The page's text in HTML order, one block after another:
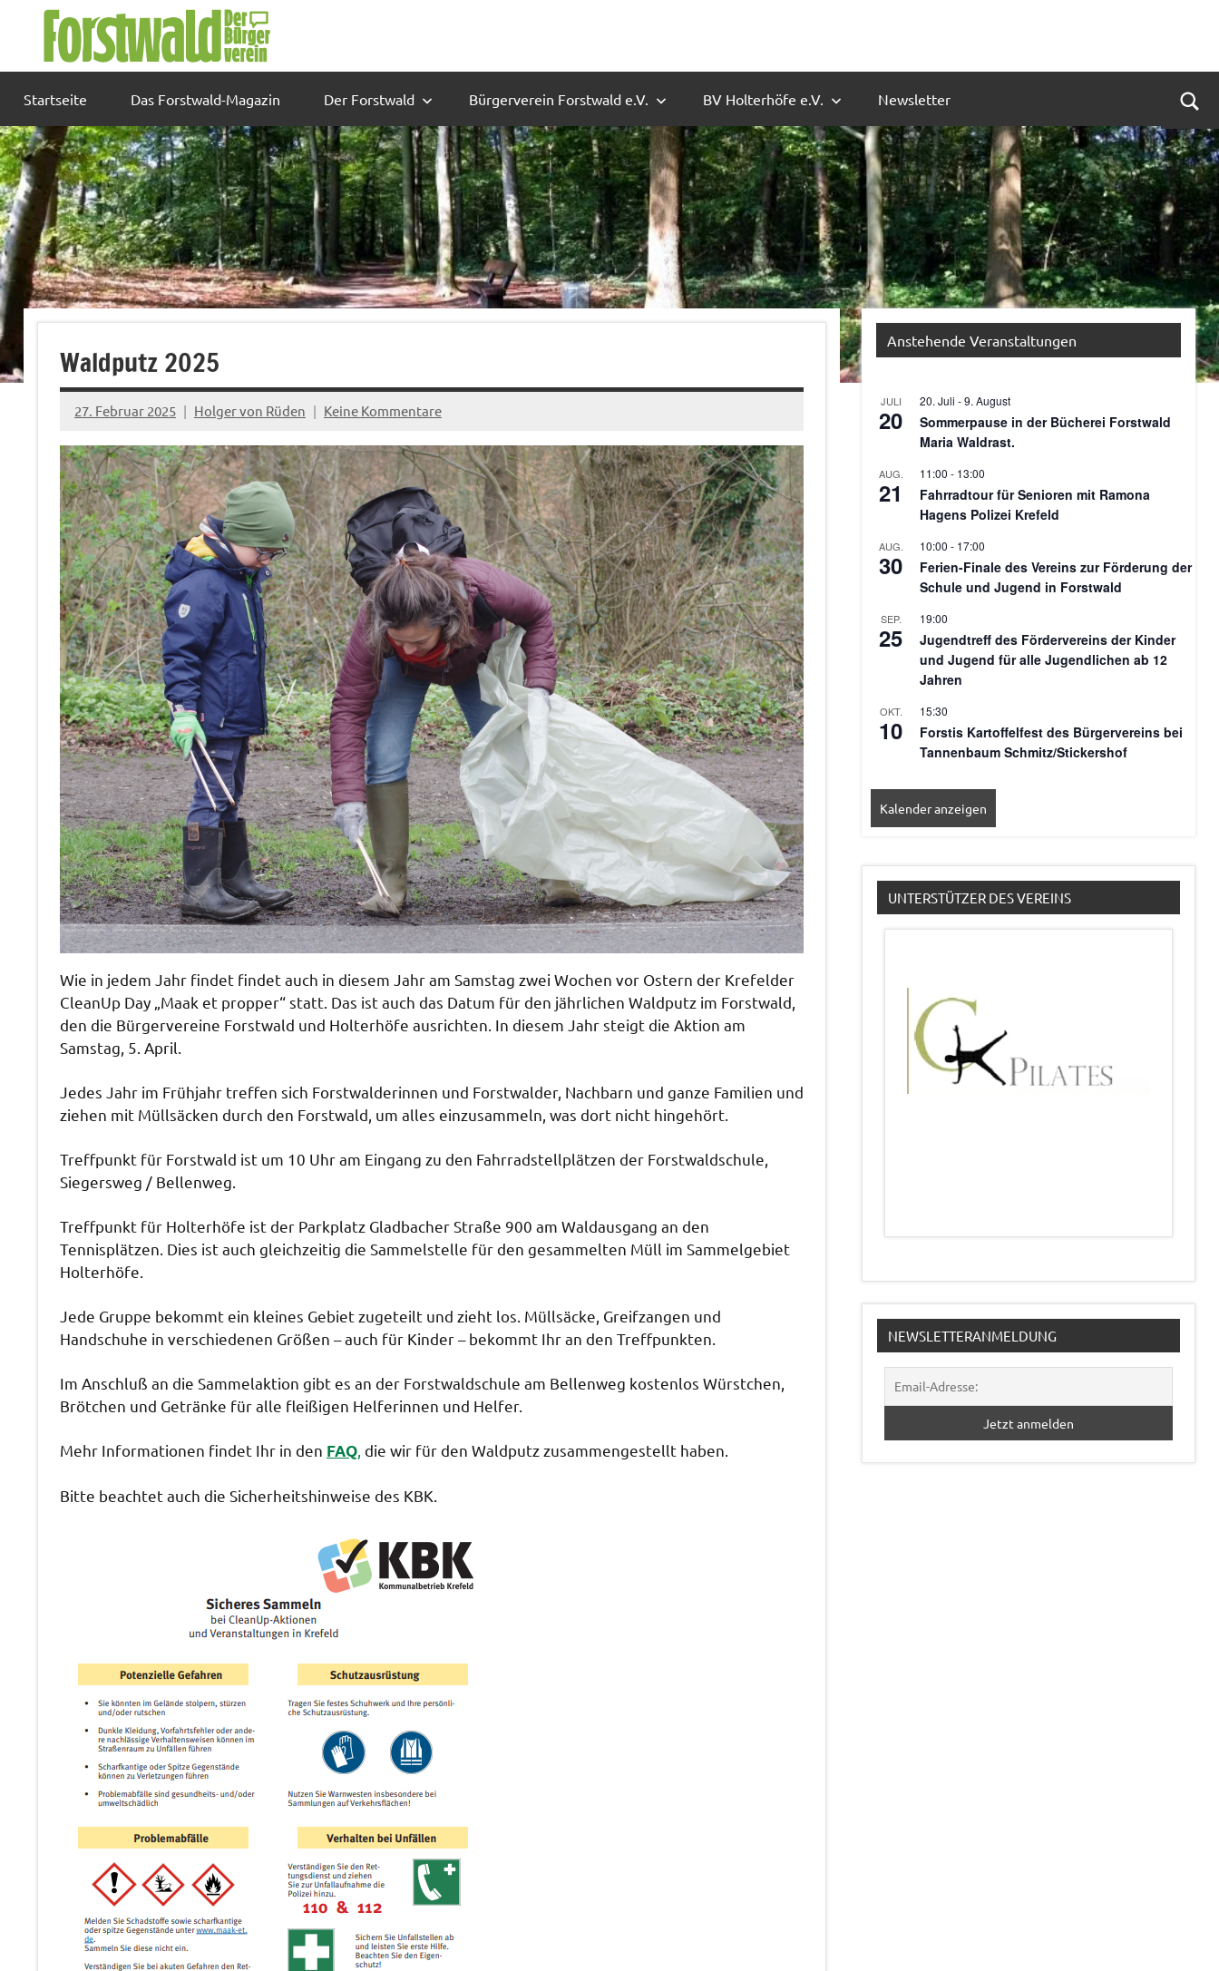
Startseite Das Forstwald-Magazin Der Forstwald Bürgerverein Forstwald e.V. BV Holterhöfe e.V. Newsletter
Waldputz 2025
27. Februar 2025 Holger von Rüden Keine Kommentare
Wie in jedem Jahr findet findet auch in diesem Jahr am Samstag zwei Wochen vor Ostern der Krefelder
CleanUp Day „Maak et propper“ statt. Das ist auch das Datum für den jährlichen Waldputz im Forstwald,
den die Bürgervereine Forstwald und Holterhöfe ausrichten. In diesem Jahr steigt die Aktion am
Samstag, 5. April.
Jedes Jahr im Frühjahr treffen sich Forstwalderinnen und Forstwalder, Nachbarn und ganze Familien und
ziehen mit Müllsäcken durch den Forstwald, um alles einzusammeln, was dort nicht hingehört.
Treffpunkt für Forstwald ist um 10 Uhr am Eingang zu den Fahrradstellplätzen der Forstwaldschule,
Siegersweg / Bellenweg.
Treffpunkt für Holterhöfe ist der Parkplatz Gladbacher Straße 900 am Waldausgang an den
Tennisplätzen. Dies ist auch gleichzeitig die Sammelstelle für den gesammelten Müll im Sammelgebiet
Holterhöfe.
Jede Gruppe bekommt ein kleines Gebiet zugeteilt und zieht los. Müllsäcke, Greifzangen und
Handschuhe in verschiedenen Größen – auch für Kinder – bekommt Ihr an den Treffpunkten.
Im Anschluß an die Sammelaktion gibt es an der Forstwaldschule am Bellenweg kostenlos Würstchen,
Brötchen und Getränke für alle fleißigen Helferinnen und Helfer.
Mehr Informationen findet Ihr in den FAQ die wir für den Waldputz zusammengestellt haben.
Bitte beachtet auch die Sicherheitshinweise des KBK.
Anstehende Veranstaltungen
JULI
20
20. Juli -9. August
Sommerpause in der Bücherei Forstwald
Maria Waldrast.
AUG.
21
11:00 - 13:00
Fahrradtour für Senioren mit Ramona
Hagens Polizei Krefeld
AUG.
30
10:00 - 17:00
Ferien-Finale des Vereins zur Förderung der
Schule und Jugend in Forstwald
SEP.
25
19:00
Jugendtreff des Fördervereins der Kinder
und Jugend für alle Jugendlichen ab 12
Jahren
OKT.
10
15:30
Forstis Kartoffelfest des Bürgervereins bei
Tannenbaum Schmitz/Stickershof
Kalender anzeigen
UNTERSTÜTZER DES VEREINS
NEWSLETTERANMELDUNG